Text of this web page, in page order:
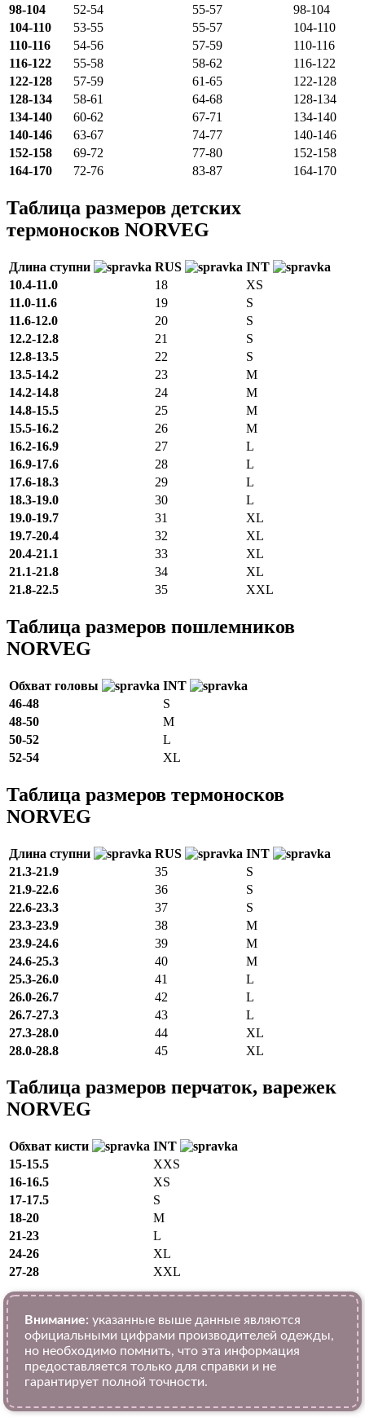
98-104
52-54 55-57
98-104
104-110
53-55 55-57
104-110
110-116
54-56 57-59
110-116
116-122
55-58 58-62
116-122
122-128
57-59 61-65
122-128
128-134
58-61 64-68
128-134
134-140
60-62 67-71
134-140
140-146
63-67 74-77
140-146
152-158
69-72 77-80
152-158
164-170
72-76 83-87 164-170
Таблица размеров детских
термоносков NORVEG
Длина ступни RUS
INT
10.4-11.0
18
XS
11.0-11.6
19
S
11.6-12.0
20
S
12.2-12.8
21
S
12.8-13.5
22
S
13.5-14.2
23
M
14.2-14.8
24
M
14.8-15.5
25
M
15.5-16.2
26
M
16.2-16.9
27
L
16.9-17.6
28
L
17.6-18.3
29
L
18.3-19.0
30
L
19.0-19.7
31
XL
19.7-20.4
32
XL
20.4-21.1
33
XL
21.1-21.8
34
XL
21.8-22.5
35 XXL
Таблица размеров пошлемников
NORVEG
Обхват головы
INT
46-48
S
48-50
M
50-52
L
52-54
XL
Таблица размеров термоносков
NORVEG
Длина ступни RUS
INT
21.3-21.9
35
S
21.9-22.6
36
S
22.6-23.3
37
S
23.3-23.9
38
M
23.9-24.6
39
M
24.6-25.3
40
M
25.3-26.0
41
L
26.0-26.7
42
L
26.7-27.3
43
L
27.3-28.0
44
XL
28.0-28.8
45 XL
Таблица размеров перчаток, варежек
NORVEG
Обхват кисти
INT
15-15.5
XXS
16-16.5
XS
17-17.5
S
18-20
M
21-23
L
24-26
XL
27-28
XXL
Внимание: указанные выше данные являются
официальными цифрами производителей одежды,
но необходимо помнить, что эта информация
предоставляется только для справки и не
гарантирует полной точности.